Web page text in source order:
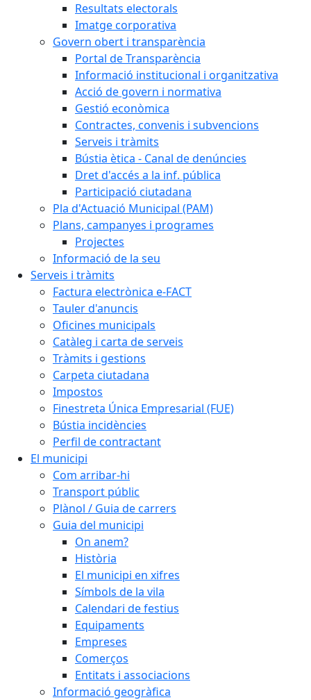
Resultats electorals
Imatge corporativa
Govern obert i transparència
Portal de Transparència
Informació institucional i organitzativa
Acció de govern i normativa
Gestió econòmica
Contractes, convenis i subvencions
Serveis i tràmits
Bústia ètica - Canal de denúncies
Dret d'accés a la inf. pública
Participació ciutadana
Pla d'Actuació Municipal (PAM)
Plans, campanyes i programes
Projectes
Informació de la seu
Serveis i tràmits
Factura electrònica e-FACT
Tauler d'anuncis
Oficines municipals
Catàleg i carta de serveis
Tràmits i gestions
Carpeta ciutadana
Impostos
Finestreta Única Empresarial (FUE)
Bústia incidències
Perfil de contractant
El municipi
Com arribar-hi
Transport públic
Plànol / Guia de carrers
Guia del municipi
On anem?
Història
El municipi en xifres
Símbols de la vila
Calendari de festius
Equipaments
Empreses
Comerços
Entitats i associacions
Informació geogràfica